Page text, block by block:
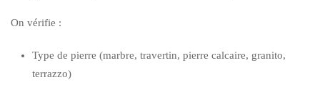
On vérifie :
Type de pierre (marbre, travertin, pierre calcaire, granito,
terrazzo)